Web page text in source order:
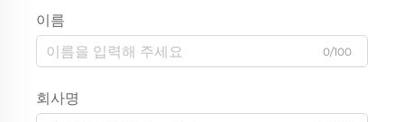
이름
0/100
회사명